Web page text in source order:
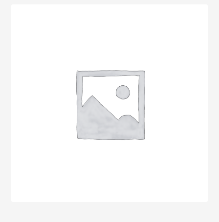
BEZPIECZNE PŁATNOŚCI
DOSTAWA I ZWROTY
POLITYKA PRYWATNOŚCI